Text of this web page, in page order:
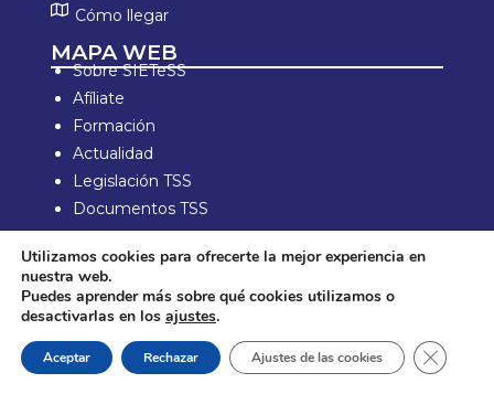
Cómo llegar
MAPA WEB
Sobre SIETeSS
Afíliate
Formación
Actualidad
Legislación TSS
Documentos TSS
Información laboral
Zona de Socios
Aviso Legal y política de privacidad
Política de compra y devolución
Política de Cookies
Utilizamos cookies para ofrecerte la mejor experiencia en
nuestra web.
Puedes aprender más sobre qué cookies utilizamos o
desactivarlas en los ajustes.
Aceptar Rechazar Ajustes de las cookies Cerrar el